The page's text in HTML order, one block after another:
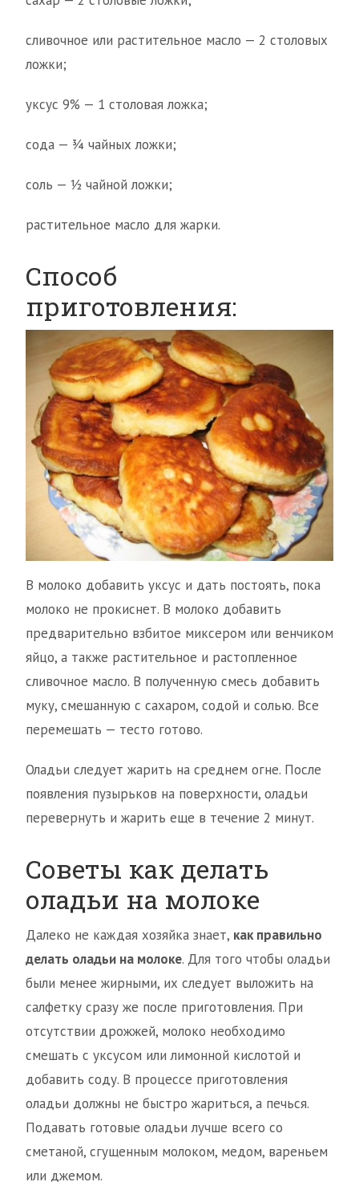
сливочное или растительное масло — 2 столовых
ложки;
уксус 9% — 1 столовая ложка;
сода — ¾ чайных ложки;
соль — ½ чайной ложки;
растительное масло для жарки.
Способ
приготовления:
В молоко добавить уксус и дать постоять, пока
молоко не прокиснет. В молоко добавить
предварительно взбитое миксером или венчиком
яйцо, а также растительное и растопленное
сливочное масло. В полученную смесь добавить
муку, смешанную с сахаром, содой и солью. Все
перемешать — тесто готово.
Оладьи следует жарить на среднем огне. После
появления пузырьков на поверхности, оладьи
перевернуть и жарить еще в течение 2 минут.
Советы как делать
оладьи на молоке
Далеко не каждая хозяйка знает, как правильно
делать оладьи на молоке. Для того чтобы оладьи
были менее жирными, их следует выложить на
салфетку сразу же после приготовления. При
отсутствии дрожжей, молоко необходимо
смешать с уксусом или лимонной кислотой и
добавить соду. В процессе приготовления
оладьи должны не быстро жариться, а печься.
Подавать готовые оладьи лучше всего со
сметаной, сгущенным молоком, медом, вареньем
или джемом.